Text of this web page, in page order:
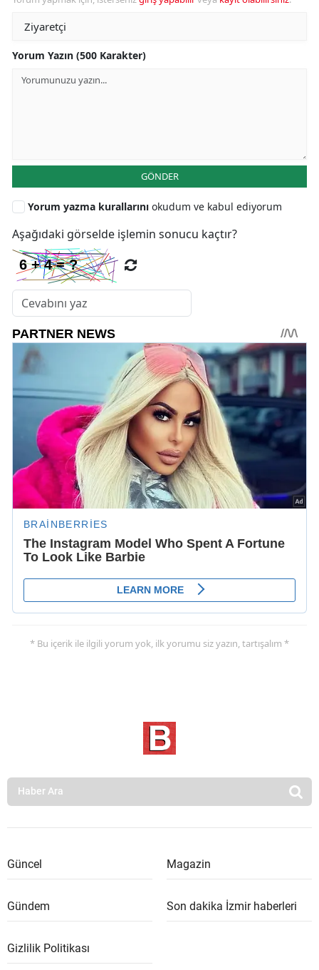
Yorum Yazın (500 Karakter)
GÖNDER
Yorum yazma kurallarını okudum ve kabul ediyorum
Aşağıdaki görselde işlemin sonucu kaçtır?
* Bu içerik ile ilgili yorum yok, ilk yorumu siz yazın, tartışalım *
Güncel Magazin
Gündem Son dakika İzmir haberleri
Gizlilik Politikası